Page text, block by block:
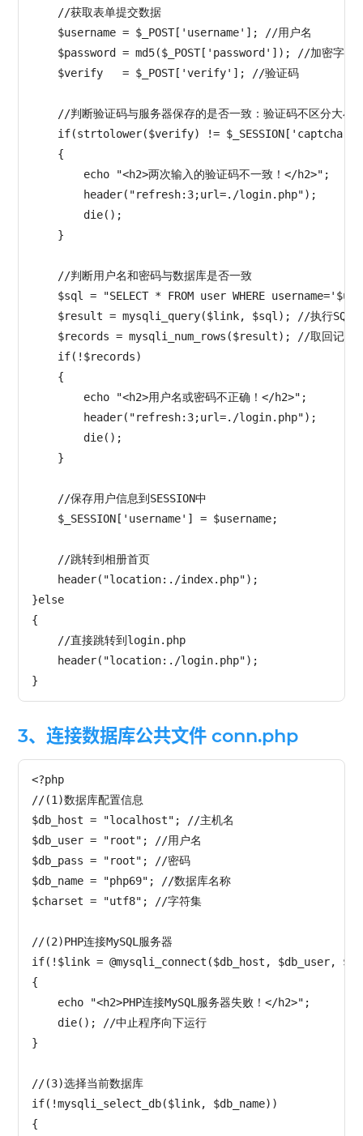
    //获取表单提交数据
    $username = $_POST['username']; //用户名
$password = md5($_POST['password']); //加密字符
    $verify   = $_POST['verify']; //验证码
//判断验证码与服务器保存的是否一致：验证码不区分大小
    if(strtolower($verify) != $_SESSION['captcha'])
    {
        echo "<h2>两次输入的验证码不一致！</h2>";
        header("refresh:3;url=./login.php");
        die();
    }
    //判断用户名和密码与数据库是否一致
$sql = "SELECT * FROM user WHERE
$result = mysqli_query($link, $sql); //执行SQL语
$records = mysqli_num_rows($result); //取回记录
    if(!$records)
    {
        echo "<h2>用户名或密码不正确！</h2>";
        header("refresh:3;url=./login.php");
        die();
    }
    //保存用户信息到SESSION中
    $_SESSION['username'] = $username;
    //跳转到相册首页
    header("location:./index.php");
}else
{
    //直接跳转到login.php
    header("location:./login.php");
3、连接数据库公共文件 conn.php
<?php
//(1)数据库配置信息
$db_host = "localhost"; //主机名
$db_user = "root"; //用户名
$db_pass = "root"; //密码
$db_name = "php69"; //数据库名称
$charset = "utf8"; //字符集
//(2)PHP连接MySQL服务器
if(!$link = @mysqli_connect($db_host, $db_user,
{
    echo "<h2>PHP连接MySQL服务器失败！</h2>";
    die(); //中止程序向下运行
}
//(3)选择当前数据库
if(!mysqli_select_db($link, $db_name))
{